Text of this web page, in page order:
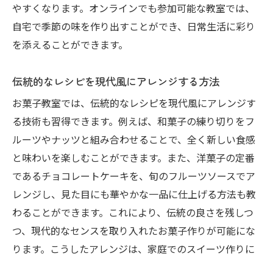
やすくなります。オンラインでも参加可能な教室では、
自宅で季節の味を作り出すことができ、日常生活に彩り
を添えることができます。
伝統的なレシピを現代風にアレンジする方法
お菓子教室では、伝統的なレシピを現代風にアレンジす
る技術も習得できます。例えば、和菓子の練り切りをフ
ルーツやナッツと組み合わせることで、全く新しい食感
と味わいを楽しむことができます。また、洋菓子の定番
であるチョコレートケーキを、旬のフルーツソースでア
レンジし、見た目にも華やかな一品に仕上げる方法も教
わることができます。これにより、伝統の良さを残しつ
つ、現代的なセンスを取り入れたお菓子作りが可能にな
ります。こうしたアレンジは、家庭でのスイーツ作りに